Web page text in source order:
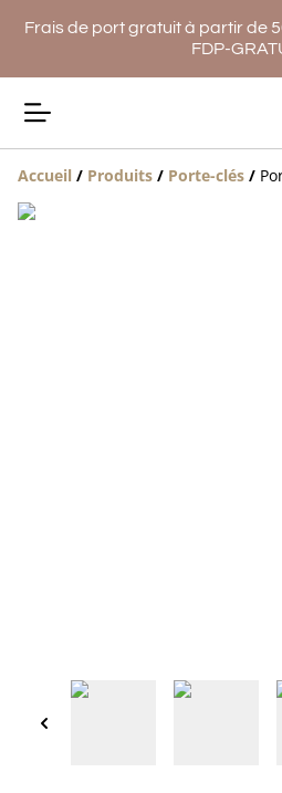
Frais de port gratuit à partir de
FDP-
Accueil / Produits / Porte-clés /